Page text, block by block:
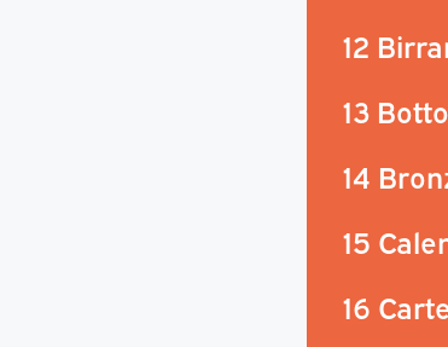
12
13
14
15
16